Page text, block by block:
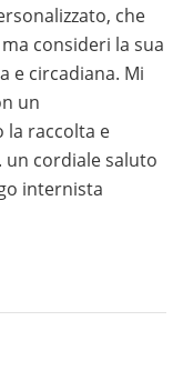
che
consideri la sua
e circadiana. Mi
un
raccolta e
un cordiale saluto
internista